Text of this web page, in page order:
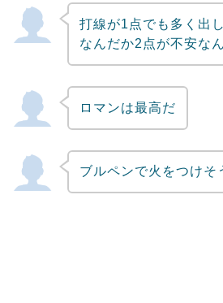
Powered by livedoor 相互
打線が1点でも多く出
なんだか2点が不安な
ロマンは最高だ
ブルペンで火をつけそ